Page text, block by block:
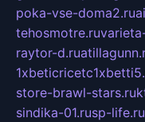
poka-vse-doma2.ru
tehosmotre.ru
raytor-d.ru
store-brawl-stars.ru
sindika-01.rusp-life.ru